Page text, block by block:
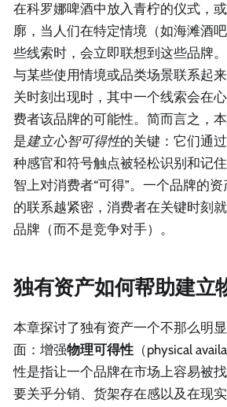
在科罗娜啤酒中放入青柠的仪式，
廓，当人们在特定情境（如海滩酒
些线索时，会立即联想到这些品牌
与某些使用情境或品类场景联系起
关时刻出现时，其中一个线索会在
费者该品牌的可能性。简而言之，
是建立心智可得性的关键：它们通
种感官和符号触点被轻松识别和记
智上对消费者“可得”。一个品牌的
的联系越紧密，消费者在关键时刻
品牌（而不是竞争对手）。
独有资产如何帮助建立
本章探讨了独有资产一个不那么明
面：增强物理可得性 （physical
性是指让一个品牌在市场上容易被
要关乎分销、货架存在感以及在现